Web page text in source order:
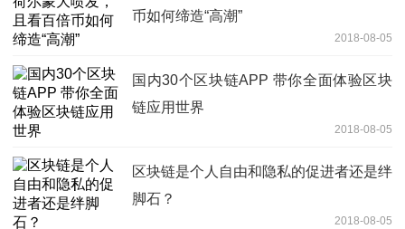
币如何缔造“高潮”
2018-08-05
国内30个区块链APP 带你全面体验区块
链应用世界
2018-08-05
区块链是个人自由和隐私的促进者还是绊
脚石？
2018-08-05